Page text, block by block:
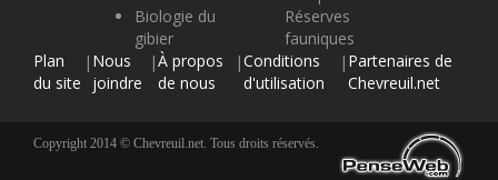
Biologie du
gibier
Réserves
fauniques
Plan
du site
| Nous
joindre
|À propos
de nous
|Conditions
d'utilisation
| Partenaires de
Chevreuil.net
Copyright 2014 © Chevreuil.net. Tous droits réservés.